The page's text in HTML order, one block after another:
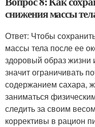
снижения массы
Ответ: Чтобы
массы тела после ее
здоровый образ жизни
значит ограничивать
содержанием сахара,
заниматься
следить за своим
коррективы в рацион